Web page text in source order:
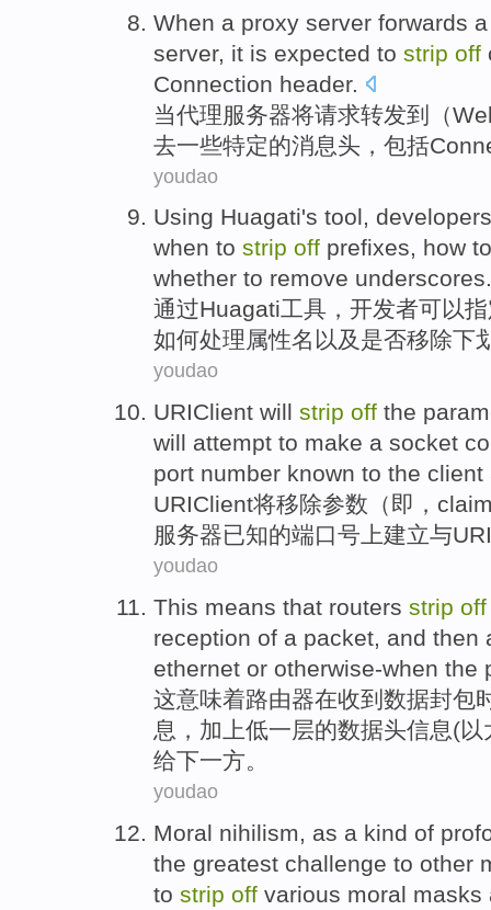
When a proxy server forwards
server, it is expected to strip off
Connection header.
当代理服务器将请求转发到 （
去一些特定的消息头 ， 包括
youdao
Using Huagati's tool, developers
when to strip off prefixes, how
whether to remove underscores.
通过Huagati工具 ， 开发者可以
如何处理 属性名 以及 是否移除下
youdao
URIClient will strip off the
will attempt to make a socket
port number known to the client
URIClient将移除参数 （即 ，
服务器已知的端口号 上建立与
youdao
This means that routers strip off
reception of a packet, and then
ethernet or otherwise-when the
这意味着路由器在收到 数据封包
息， 加上低一层的数据头信息(以
给下一方。
youdao
Moral nihilism, as a kind of
the greatest challenge to other
to strip off various moral masks